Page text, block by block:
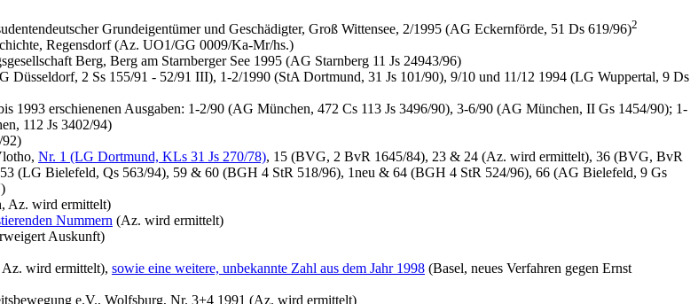
Grundeigentümer und Geschädigter, Groß Wittensee, 2/1995 (AG Eckernförde, 51 Ds 619/96)2
Regensdorf (Az. UO1/GG 0009/Ka-Mr/hs.)
Berg, Berg am Starnberger See 1995 (AG Starnberg 11 Js 24943/96)
Düsseldorf, 2 Ss 155/91 - 52/91 III), 1-2/1990 (StA Dortmund, 31 Js 101/90), 9/10 und 11/12 1994 (LG Wuppertal, 9 Ds
1993 erschienenen Ausgaben: 1-2/90 (AG München, 472 Cs 113 Js 3496/90), 3-6/90 (AG München, II Gs 1454/90); 1-
112 Js 3402/94)
Nr. 1 (LG Dortmund, KLs 31 Js 270/78), 15 (BVG, 2 BvR 1645/84), 23 & 24 (Az. wird ermittelt), 36 (BVG, BvR
(LG Bielefeld, Qs 563/94), 59 & 60 (BGH 4 StR 518/96), 1neu & 64 (BGH 4 StR 524/96), 66 (AG Bielefeld, 9 Gs
Az. wird ermittelt)
Nummern (Az. wird ermittelt)
Auskunft)
Az. wird ermittelt), sowie eine weitere, unbekannte Zahl aus dem Jahr 1998 (Basel, neues Verfahren gegen Ernst
e.V., Wolfsburg, Nr. 3+4 1991 (Az. wird ermittelt)